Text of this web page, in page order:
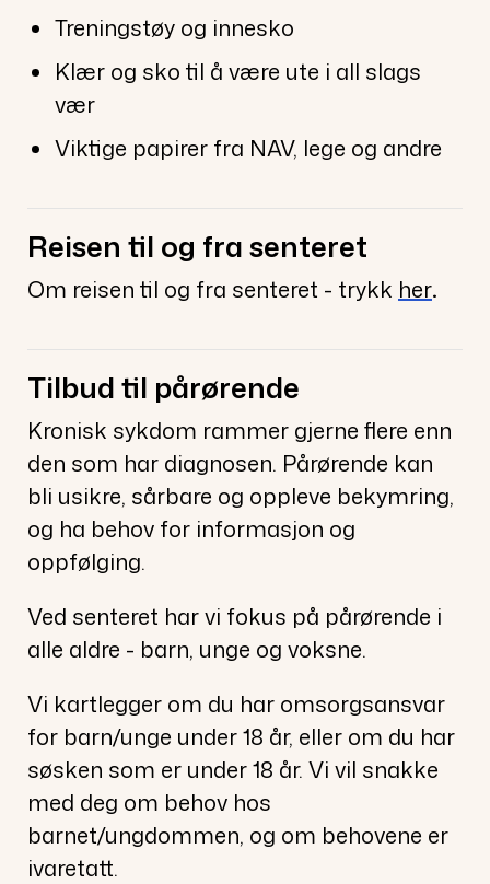
Treningstøy og innesko
Klær og sko til å være ute i all slags
vær
Viktige papirer fra NAV, lege og andre
Reisen til og fra senteret
Om reisen til og fra senteret - trykk her.
Tilbud til pårørende
Kronisk sykdom rammer gjerne flere enn
den som har diagnosen. Pårørende kan
bli usikre, sårbare og oppleve bekymring,
og ha behov for informasjon og
oppfølging.
Ved senteret har vi fokus på pårørende i
alle aldre - barn, unge og voksne.
Vi kartlegger om du har omsorgsansvar
for barn/unge under 18 år, eller om du har
søsken som er under 18 år. Vi vil snakke
med deg om behov hos
barnet/ungdommen, og om behovene er
ivaretatt.